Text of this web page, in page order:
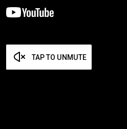
TAP TO UNMUTE